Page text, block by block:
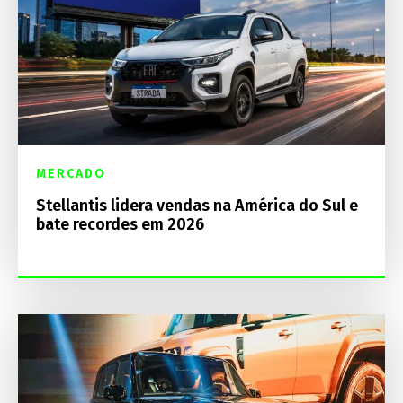
MERCADO
Stellantis lidera vendas na América do Sul e
bate recordes em 2026